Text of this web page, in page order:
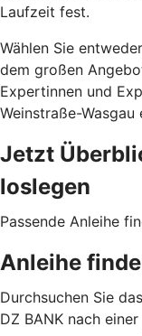
Laufzeit fest.
Wählen Sie
dem großen
Expertinnen und
Weinstraße-Wasgau
Jetzt
loslegen
Passende Anleihe
Anleihe
Durchsuchen Sie
DZ BANK nach